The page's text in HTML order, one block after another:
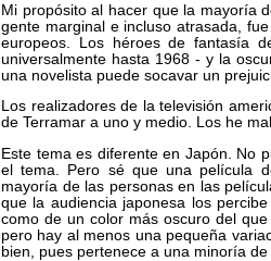
Mi propósito al hacer que la mayoría
gente marginal e incluso atrasada,
europeos. Los héroes de fantasía
universalmente hasta 1968 - y la
una novelista puede socavar un
Los realizadores de la televisión
de Terramar a uno y medio. Los he
Este tema es diferente en Japón. No
el tema. Pero sé que una película
mayoría de las personas en las
que la audiencia japonesa los
como de un color más oscuro del
pero hay al menos una pequeña
bien, pues pertenece a una minoría de